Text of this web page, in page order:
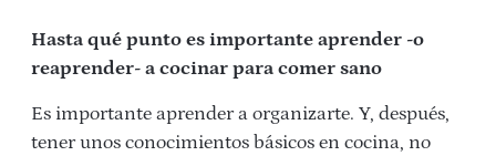
Hasta qué punto es importante aprender -o
reaprender- a cocinar para comer sano
Es importante aprender a organizarte. Y, después,
tener unos conocimientos básicos en cocina, no